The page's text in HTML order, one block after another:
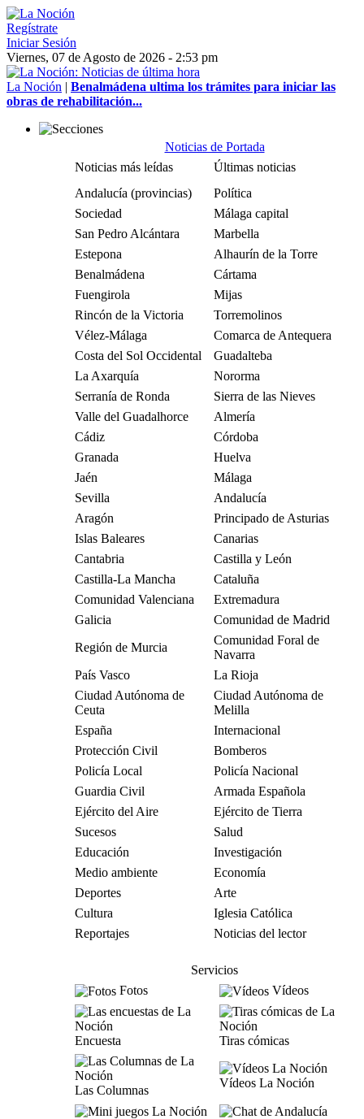
Regístrate
Iniciar Sesión
Viernes, 07 de Agosto de 2026 - 2:53 pm
La Noción | Benalmádena ultima los trámites para iniciar las
obras de rehabilitación...
Noticias de Portada
Noticias más leídas
Últimas noticias
Andalucía (provincias)
Política
Sociedad
Málaga capital
San Pedro Alcántara
Marbella
Estepona
Alhaurín de la Torre
Benalmádena
Cártama
Fuengirola
Mijas
Rincón de la Victoria
Torremolinos
Vélez-Málaga
Comarca de Antequera
Costa del Sol Occidental
Guadalteba
La Axarquía
Nororma
Serranía de Ronda
Sierra de las Nieves
Valle del Guadalhorce
Almería
Cádiz
Córdoba
Granada
Huelva
Jaén
Málaga
Sevilla
Andalucía
Aragón
Principado de Asturias
Islas Baleares
Canarias
Cantabria
Castilla y León
Castilla-La Mancha
Cataluña
Comunidad Valenciana
Extremadura
Galicia
Comunidad de Madrid
Región de Murcia
Comunidad Foral de
Navarra
País Vasco
La Rioja
Ciudad Autónoma de
Ceuta
Ciudad Autónoma de
Melilla
España
Internacional
Protección Civil
Bomberos
Policía Local
Policía Nacional
Guardia Civil
Armada Española
Ejército del Aire
Ejército de Tierra
Sucesos
Salud
Educación
Investigación
Medio ambiente
Economía
Deportes
Arte
Cultura
Iglesia Católica
Reportajes
Noticias del lector
Servicios
Fotos
Vídeos
Encuesta Tiras cómicas
Las Columnas
Vídeos La Noción